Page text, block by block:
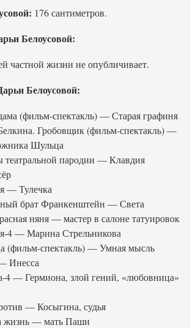
176 сантиметров.
Белоусовой:
частной жизни не опубличивает.
Белоусовой:
(фильм-спектакль) — Старая графиня
Гробовщик (фильм-спектакль) —
Шульца
пародии — Клавдия
— Тулечка
брат Франкенштейн — Света
няня — мастер в салоне татуировок
4 — Марина Стрельникова
(фильм-спектакль) — Умная мысль
Инесса
4 — Гермиона, злой гений, «любовница»
— Косыгина, судья
жизнь — мать Паши